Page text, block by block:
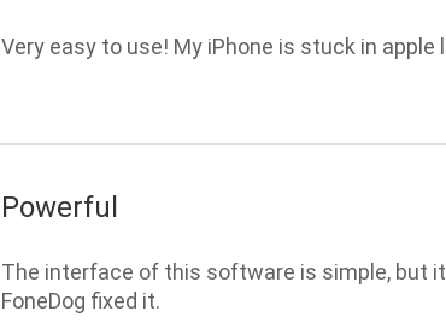
Very easy to use! My iPhone is stuck in
Powerful
The interface of this software is simple, but
FoneDog fixed it.